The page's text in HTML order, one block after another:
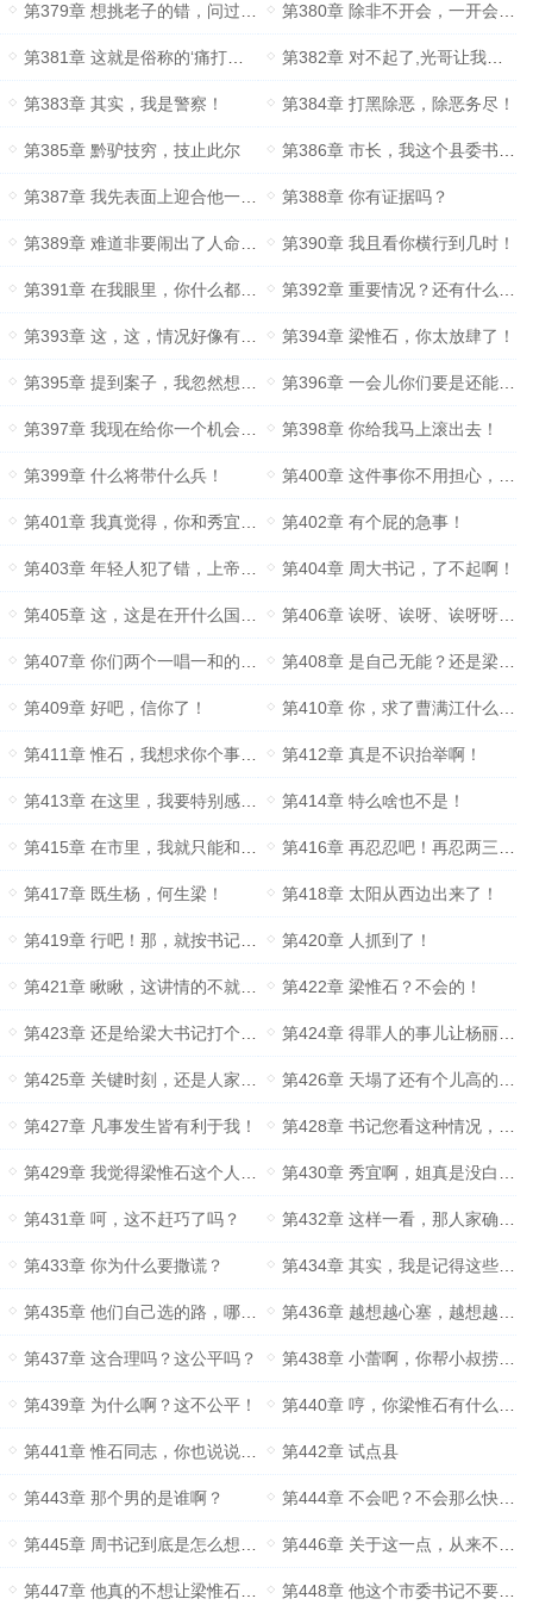
第379章 想挑老子的错，问过梁书记了吗？ 第380章 除非不开会，一开会就输！
第381章 这就是俗称的‘痛打落水狗’！ 第382章 对不起了,光哥让我送你上路！
第383章 其实，我是警察！ 第384章 打黑除恶，除恶务尽！
第385章 黔驴技穷，技止此尔 第386章 市长，我这个县委书记实在干不下去了！
第387章 我先表面上迎合他一下，是是是^ 第388章 你有证据吗？
第389章 难道非要闹出了人命，你才满意吗？ 第390章 我且看你横行到几时！
第391章 在我眼里，你什么都不是！ 第392章 重要情况？还有什么重要情况？
第393章 这，这，情况好像有些不妙啊！ 第394章 梁惟石，你太放肆了！
第395章 提到案子，我忽然想起来…… 第396章 一会儿你们要是还能笑得出来，就算我输！
第397章 我现在给你一个机会…… 第398章 你给我马上滚出去！
第399章 什么将带什么兵！ 第400章 这件事你不用担心，我来解决！
第401章 我真觉得，你和秀宜很相似！ 第402章 有个屁的急事！
第403章 年轻人犯了错，上帝都会原谅 第404章 周大书记，了不起啊！
第405章 这，这是在开什么国际玩笑！？ 第406章 诶呀、诶呀、诶呀呀呀呀呀呀呀
第407章 你们两个一唱一和的，衔接的挺好啊！ 第408章 是自己无能？还是梁惟石太狡猾了？
第409章 好吧，信你了！ 第410章 你，求了曹满江什么事？
第411章 惟石，我想求你个事儿…… 第412章 真是不识抬举啊！
第413章 在这里，我要特别感谢我的姐夫…… 第414章 特么啥也不是！
第415章 在市里，我就只能和周书记说上两句话…… 第416章 再忍忍吧！再忍两三个月……
第417章 既生杨，何生梁！ 第418章 太阳从西边出来了！
第419章 行吧！那，就按书记的意思！ 第420章 人抓到了！
第421章 瞅瞅，这讲情的不就来了！ 第422章 梁惟石？不会的！
第423章 还是给梁大书记打个电话，说几句好话吧！ 第424章 得罪人的事儿让杨丽芸去干……
第425章 关键时刻，还是人家梁惟石的人靠谱啊！ 第426章 天塌了还有个儿高的顶着！
第427章 凡事发生皆有利于我！ 第428章 书记您看这种情况，应该怎么处理？
第429章 我觉得梁惟石这个人，其实还是很好相处的 第430章 秀宜啊，姐真是没白疼你……
第431章 呵，这不赶巧了吗？ 第432章 这样一看，那人家确实牛得有道理！
第433章 你为什么要撒谎？ 第434章 其实，我是记得这些事，也是记得你的！
第435章 他们自己选的路，哪怕是爬着也得爬完！ 第436章 越想越心塞，越想越扑街
第437章 这合理吗？这公平吗？ 第438章 小蕾啊，你帮小叔捞两个人！
第439章 为什么啊？这不公平！ 第440章 哼，你梁惟石有什么了不起？
第441章 惟石同志，你也说说吧！ 第442章 试点县
第443章 那个男的是谁啊？ 第444章 不会吧？不会那么快吧？
第445章 周书记到底是怎么想的？ 第446章 关于这一点，从来不是破格提拔的阻碍
第447章 他真的不想让梁惟石升职啊！ 第448章 他这个市委书记不要面子的吗？